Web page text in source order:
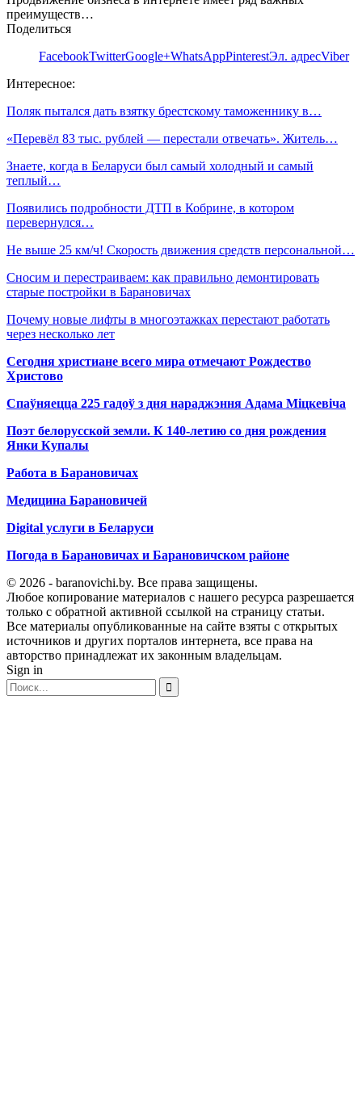
преимуществ…
Поделиться
FacebookTwitterGoogle+WhatsAppPinterestЭл. адресViber
Интересное:
Поляк пытался дать взятку брестскому таможеннику в…
«Перевёл 83 тыс. рублей — перестали отвечать». Житель…
Знаете, когда в Беларуси был самый холодный и самый
теплый…
Появились подробности ДТП в Кобрине, в котором
перевернулся…
Не выше 25 км/ч! Скорость движения средств персональной…
Сносим и перестраиваем: как правильно демонтировать
старые постройки в Барановичах
Почему новые лифты в многоэтажках перестают работать
через несколько лет
Сегодня христиане всего мира отмечают Рождество
Христово
Спаўняецца 225 гадоў з дня нараджэння Адама Міцкевіча
Поэт белорусской земли. К 140-летию со дня рождения
Янки Купалы
Работа в Барановичах
Медицина Барановичей
Digital услуги в Беларуси
Погода в Барановичах и Барановичском районе
© 2026 - baranovichi.by. Все права защищены.
Любое копирование материалов с нашего ресурса разрешается
только с обратной активной ссылкой на страницу статьи.
Все материалы опубликованные на сайте взяты с открытых
источников и других порталов интернета, все права на
авторство принадлежат их законным владельцам.
Sign in